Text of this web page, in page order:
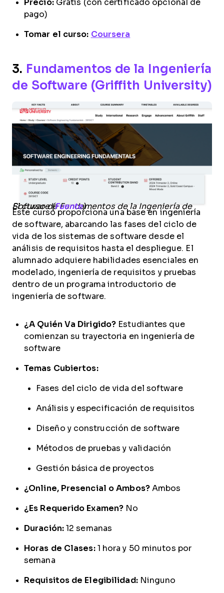
Precio:Gratis (con certificado opcional de
pago)
Tomar el curso: Coursera
3. Fundamentos de la Ingeniería
de Software (Griffith University)
El curso de Fundamentos de la Ingeniería de Software (Fuente)
Este curso proporciona una base en ingeniería
de software, abarcando las fases del ciclo de
vida de los sistemas de software desde el
análisis de requisitos hasta el despliegue. El
alumnado adquiere habilidades esenciales en
modelado, ingeniería de requisitos y pruebas
dentro de un programa introductorio de
ingeniería de software.
¿A Quién Va Dirigido? Estudiantes que
comienzan su trayectoria en ingeniería de
software
Temas Cubiertos:
Fases del ciclo de vida del software
Análisis y especificación de requisitos
Diseño y construcción de software
Métodos de pruebas y validación
Gestión básica de proyectos
¿Online, Presencial o Ambos?Ambos
¿Es Requerido Examen? No
Duración:12 semanas
Horas de Clases:1 hora y 50 minutos por
semana
Requisitos de Elegibilidad:Ninguno